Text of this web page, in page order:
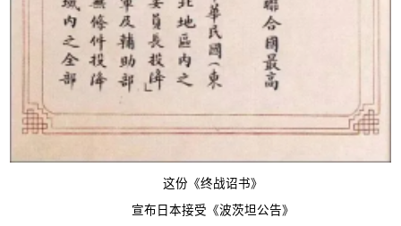
这份《终战诏书》
宣布日本接受《波茨坦公告》